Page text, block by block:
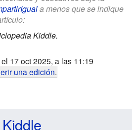
a menos que se indique
Kiddle.
17 oct 2025, a las 11:19
una edición.